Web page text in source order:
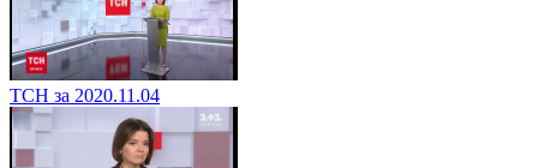
ТСН за 2020.11.04